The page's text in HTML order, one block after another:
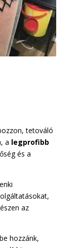
tetováló
a legprofibb
és a
az
hozzánk,